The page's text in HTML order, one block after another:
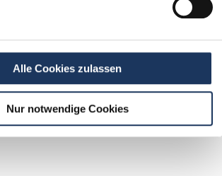
Alle Cookies zulassen
Nur notwendige Cookies
Stellenangebote
erhalten
stetig neue Stellenangebote erhalten
ohne selbst zu suchen